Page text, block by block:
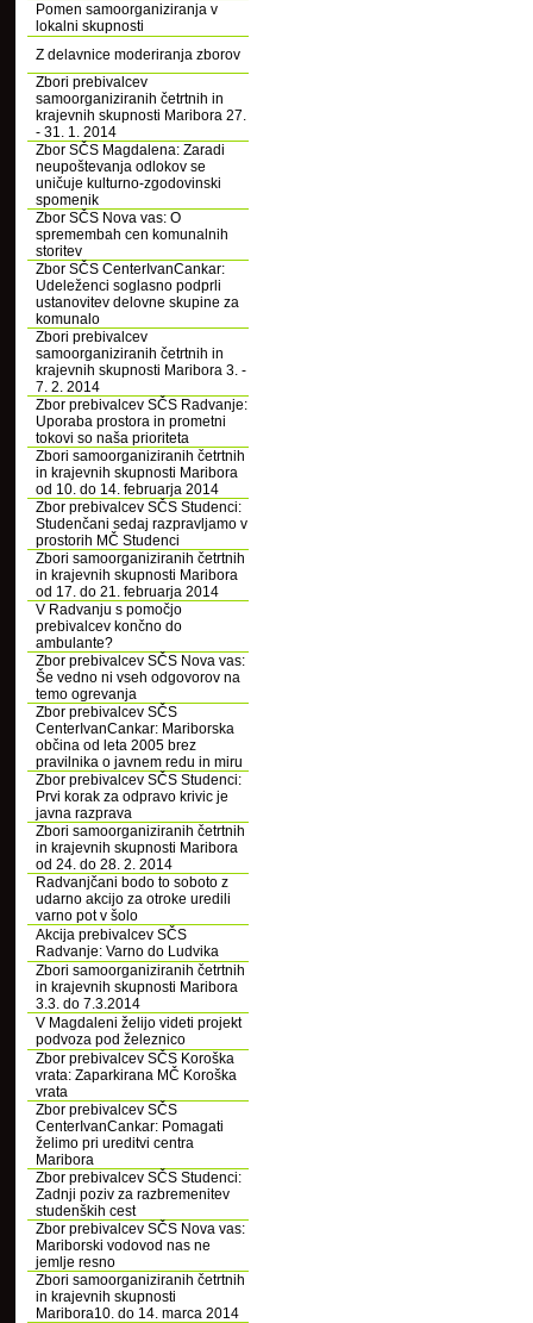
Pomen samoorganiziranja v
lokalni skupnosti
Z delavnice moderiranja zborov
Zbori prebivalcev
samoorganiziranih četrtnih in
krajevnih skupnosti Maribora 27.
- 31. 1. 2014
Zbor SČS Magdalena: Zaradi
neupoštevanja odlokov se
uničuje kulturno-zgodovinski
spomenik
Zbor SČS Nova vas: O
spremembah cen komunalnih
storitev
Zbor SČS CenterIvanCankar:
Udeleženci soglasno podprli
ustanovitev delovne skupine za
komunalo
Zbori prebivalcev
samoorganiziranih četrtnih in
krajevnih skupnosti Maribora 3. -
7. 2. 2014
Zbor prebivalcev SČS Radvanje:
Uporaba prostora in prometni
tokovi so naša prioriteta
Zbori samoorganiziranih četrtnih
in krajevnih skupnosti Maribora
od 10. do 14. februarja 2014
Zbor prebivalcev SČS Studenci:
Studenčani sedaj razpravljamo v
prostorih MČ Studenci
Zbori samoorganiziranih četrtnih
in krajevnih skupnosti Maribora
od 17. do 21. februarja 2014
V Radvanju s pomočjo
prebivalcev končno do
ambulante?
Zbor prebivalcev SČS Nova vas:
Še vedno ni vseh odgovorov na
temo ogrevanja
Zbor prebivalcev SČS
CenterIvanCankar: Mariborska
občina od leta 2005 brez
pravilnika o javnem redu in miru
Zbor prebivalcev SČS Studenci:
Prvi korak za odpravo krivic je
javna razprava
Zbori samoorganiziranih četrtnih
in krajevnih skupnosti Maribora
od 24. do 28. 2. 2014
Radvanjčani bodo to soboto z
udarno akcijo za otroke uredili
varno pot v šolo
Akcija prebivalcev SČS
Radvanje: Varno do Ludvika
Zbori samoorganiziranih četrtnih
in krajevnih skupnosti Maribora
3.3. do 7.3.2014
V Magdaleni želijo videti projekt
podvoza pod železnico
Zbor prebivalcev SČS Koroška
vrata: Zaparkirana MČ Koroška
vrata
Zbor prebivalcev SČS
CenterIvanCankar: Pomagati
želimo pri ureditvi centra
Maribora
Zbor prebivalcev SČS Studenci:
Zadnji poziv za razbremenitev
studenških cest
Zbor prebivalcev SČS Nova vas:
Mariborski vodovod nas ne
jemlje resno
Zbori samoorganiziranih četrtnih
in krajevnih skupnosti
Maribora10. do 14. marca 2014